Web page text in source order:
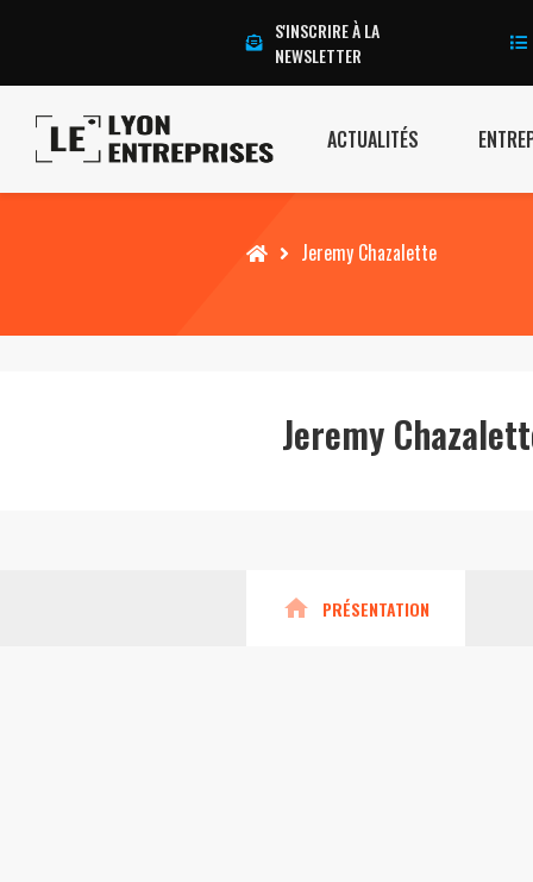
S'INSCRIRE À LA
NEWSLETTER
ACTUALITÉS
Accueil Jeremy Chazalette
Jeremy
home PRÉSENTATION